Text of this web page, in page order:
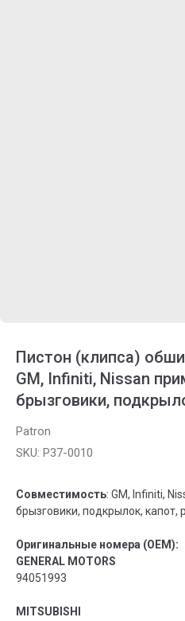
Пистон (клипса)
GM, Infiniti, Nissan
брызговики,
Patron
SKU: P37-0010
Совместимость: GM, Infiniti,
брызговики, подкрылок, капот,
Оригинальные номера (OEM):
GENERAL MOTORS
94051993
MITSUBISHI